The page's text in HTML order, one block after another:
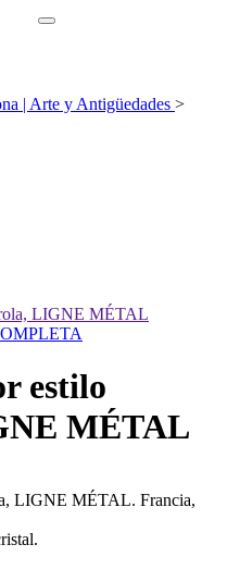
| Arte y Antigüedades >
estilo
MÉTAL
LIGNE MÉTAL. Francia,